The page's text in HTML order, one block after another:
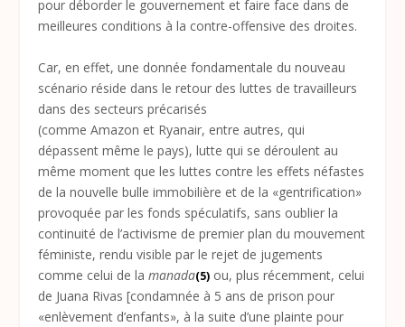
pour déborder le gouvernement et faire face dans de
meilleures conditions à la contre-offensive des droites.
Car, en effet, une donnée fondamentale du nouveau
scénario réside dans le retour des luttes de travailleurs
dans des secteurs précarisés
(comme Amazon et Ryanair, entre autres, qui
dépassent même le pays), lutte qui se déroulent au
même moment que les luttes contre les effets néfastes
de la nouvelle bulle immobilière et de la «gentrification»
provoquée par les fonds spéculatifs, sans oublier la
continuité de l’activisme de premier plan du mouvement
féministe, rendu visible par le rejet de jugements
comme celui de lamanada(5) ou, plus récemment, celui
de Juana Rivas [condamnée à 5 ans de prison pour
«enlèvement d’enfants», à la suite d’une plainte pour